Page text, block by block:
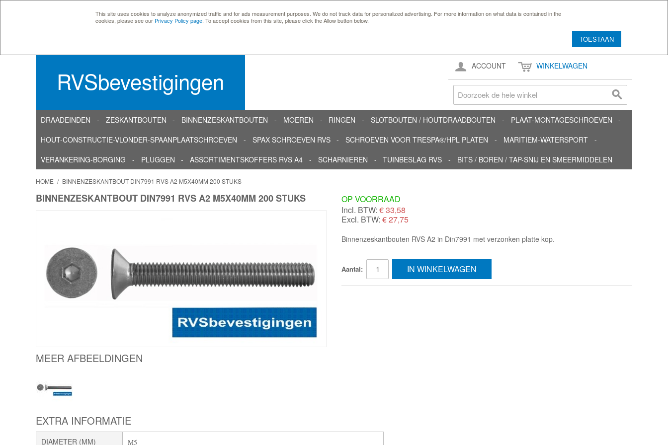
This site uses cookies to analyze anonymized traffic and for ads measurement purposes. We do not track data for personalized advertising. For more information on what data is contained in the
cookies, please see our Privacy Policy page . To accept cookies from this site, please click the Allow button below.
TOESTAAN
RVSbevestigingen
ACCOUNT WINKELWAGEN
DRAADEINDEN ZESKANTBOUTEN BINNENZESKANTBOUTEN MOEREN RINGEN SLOTBOUTEN / HOUTDRAADBOUTEN
PLAAT-MONTAGESCHROEVEN
HOUT-CONSTRUCTIE-VLONDER-SPAANPLAATSCHROEVEN
SPAX SCHROEVEN RVS SCHROEVEN VOOR TRESPA®/HPL PLATEN
MARITIEM-WATERSPORT
VERANKERING-BORGING
PLUGGEN ASSORTIMENTSKOFFERS RVS A4 SCHARNIEREN TUINBESLAG RVS BITS / BOREN / TAP-SNIJ EN SMEERMIDDELEN
HOME / BINNENZESKANTBOUT DIN7991 RVS A2 M5X40MM 200 STUKS
BINNENZESKANTBOUT DIN7991 RVS A2 M5X40MM 200 STUKS
MEER AFBEELDINGEN
OP VOORRAAD
Incl. BTW: €33,58
Excl. BTW: € 27,75
Binnenzeskantbouten RVS A2 in Din7991 met verzonken platte kop.
Aantal: IN WINKELWAGEN
EXTRA INFORMATIE
DIAMETER (MM) M5